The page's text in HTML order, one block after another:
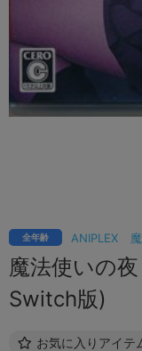
ANIPLEX
全年齢
魔法使いの
Switch版)
お気に入りアイテ